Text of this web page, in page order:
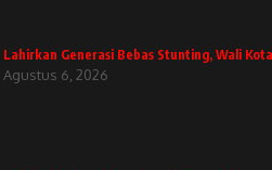
Lahirkan Generasi Bebas Stunting, Wali
Agustus 6, 2026